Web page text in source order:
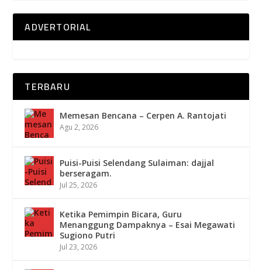
ADVERTORIAL
TERBARU
Memesan Bencana – Cerpen A. Rantojati
Agu 2, 2026
Puisi-Puisi Selendang Sulaiman: dajjal
berseragam.
Jul 25, 2026
Ketika Pemimpin Bicara, Guru
Menanggung Dampaknya – Esai Megawati
Sugiono Putri
Jul 23, 2026